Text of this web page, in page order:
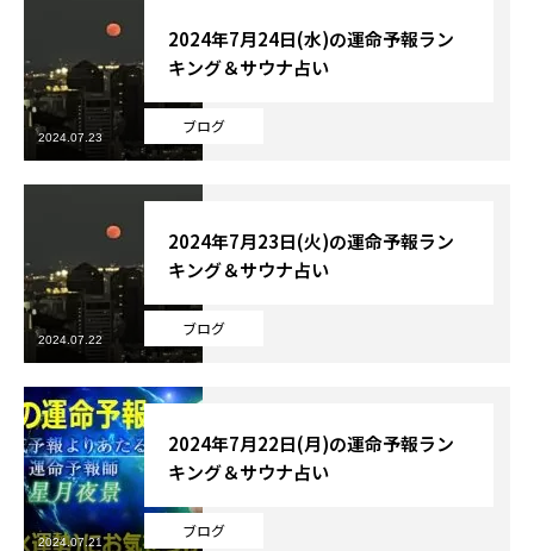
お知らせ
芸能界
スポーツ
競馬
社会
テニス四大大会・五輪
テニス四大大会・五輪
ブログ
2024年7月24日(水)の運命予報ラン
キング＆サウナ占い
2024.07.23
ブログ
2024年7月23日(火)の運命予報ラン
キング＆サウナ占い
2024.07.22
ブログ
2024年7月22日(月)の運命予報ラン
キング＆サウナ占い
2024.07.21